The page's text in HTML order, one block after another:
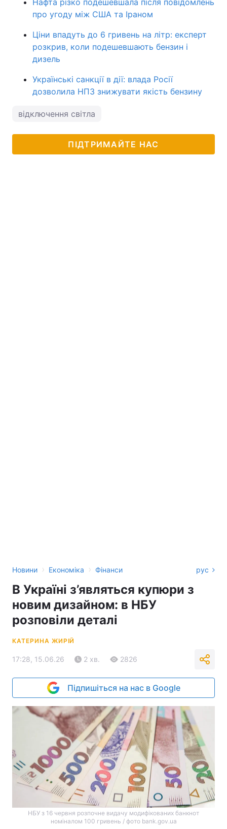
про угоду між США та Іраном
Ціни впадуть до 6 гривень на літр: експерт
розкрив, коли подешевшають бензин і
дизель
Українські санкції в дії: влада Росії
дозволила НПЗ знижувати якість бензину
відключення світла
ПІДТРИМАЙТЕ НАС
Новини › Економіка › Фінанси рус
В Україні з’являться купюри з
новим дизайном: в НБУ
розповіли деталі
КАТЕРИНА ЖИРІЙ
17:28, 15.06.26 2 хв. 2826
Підпишіться на нас в Google
НБУ з 16 червня розпочне видачу модифікованих банкнот
номіналом 100 гривень / фото bank.gov.ua